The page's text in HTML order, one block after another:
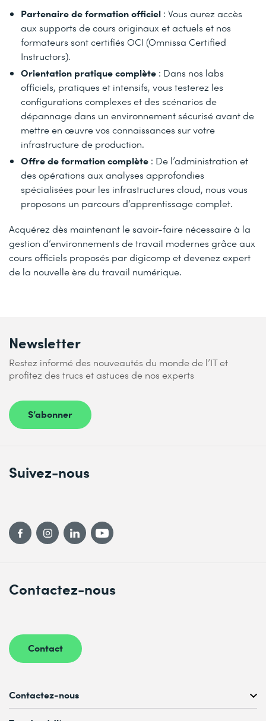
Partenaire de formation officiel : Vous aurez accès
aux supports de cours originaux et actuels et nos
formateurs sont certifiés OCI (Omnissa Certified
Instructors).
Orientation pratique complète : Dans nos labs
officiels, pratiques et intensifs, vous testerez les
configurations complexes et des scénarios de
dépannage dans un environnement sécurisé avant de
mettre en œuvre vos connaissances sur votre
infrastructure de production.
Offre de formation complète : De l’administration et
des opérations aux analyses approfondies
spécialisées pour les infrastructures cloud, nous vous
proposons un parcours d’apprentissage complet.
Acquérez dès maintenant le savoir-faire nécessaire à la
gestion d’environnements de travail modernes grâce aux
cours officiels proposés par digicomp et devenez expert
de la nouvelle ère du travail numérique.
Newsletter
Restez informé des nouveautés du monde de l’IT et
profitez des trucs et astuces de nos experts
S’abonner
Contactez-nous
Contact
Suivez-nous
Contactez-nous